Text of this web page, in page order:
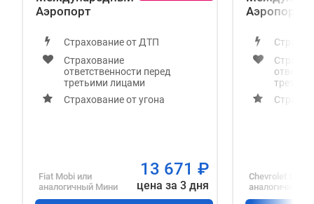
Аэропорт
Страхование от ДТП
Страхование
ответственности перед
третьими лицами
Страхование от угона
Fiat Mobi или
аналогичный Мини
13 671 ₽
цена за 3 дня
Аэропорт
Chevrolet Onix
аналогичный